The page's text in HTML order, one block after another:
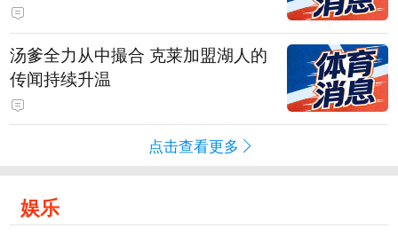
汤爹全力从中撮合 克莱加盟湖人的
传闻持续升温
点击查看更多
娱乐